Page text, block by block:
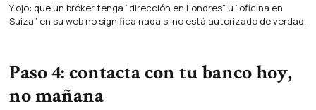
Y ojo: que un bróker tenga “dirección en Londres” u “oficina en
Suiza” en su web no significa nada si no está autorizado de verdad.
Paso 4: contacta con tu banco hoy,
no mañana